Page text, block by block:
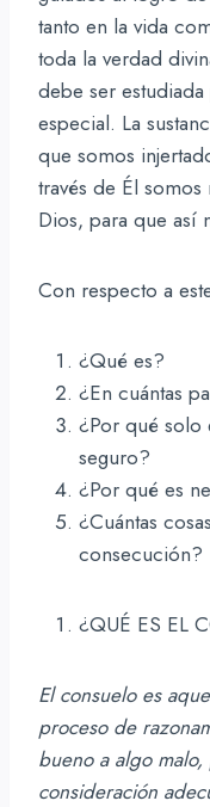
tanto en la vida
toda la verdad
debe ser
especial. La
que somos
través de Él
Dios, para que así
Con respecto a
¿Qué es?
¿En cuántas
¿Por qué solo
seguro?
¿Por qué es
¿Cuántas
consecución?
¿QUÉ ES EL
El consuelo es
proceso de
bueno a algo
consideración